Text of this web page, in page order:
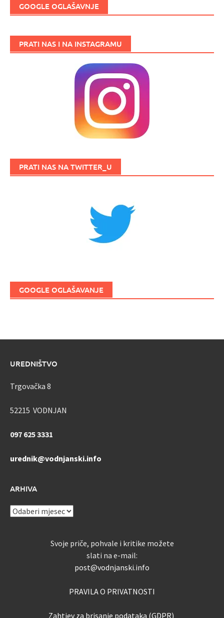
GOOGLE OGLAŠAVNJE
PRATI NAS I NA INSTAGRAMU
PRATI NAS NA TWITTER_U
GOOGLE OGLAŠAVANJE
UREDNIŠTVO
Trgovačka 8
52215 VODNJAN
097 625 3331
urednik@vodnjanski.info
ARHIVA
ARHIVA
Svoje priče, pohvale i kritike možete
slati na e-mail:
post@vodnjanski.info
PRAVILA O PRIVATNOSTI
Zahtjev za brisanje podataka (GDPR)